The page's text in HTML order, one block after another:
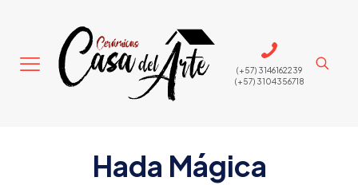
(+57) 3146162239
(+57) 3104356718
Hada Mágica